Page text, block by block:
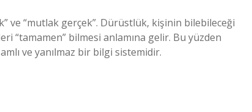
ve “mutlak gerçek”. Dürüstlük, kişinin bilebileceği
“tamamen” bilmesi anlamına gelir. Bu yüzden
ve yanılmaz bir bilgi sistemidir.